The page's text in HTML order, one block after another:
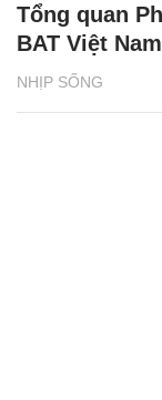
NHỊP SỐNG
Tổng quan
BAT Việt